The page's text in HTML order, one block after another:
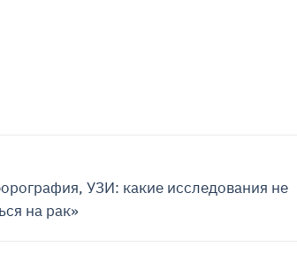
УЗИ: какие исследования не
на рак»